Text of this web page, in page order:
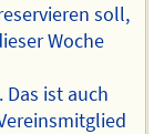
soll,
Woche
Das ist auch